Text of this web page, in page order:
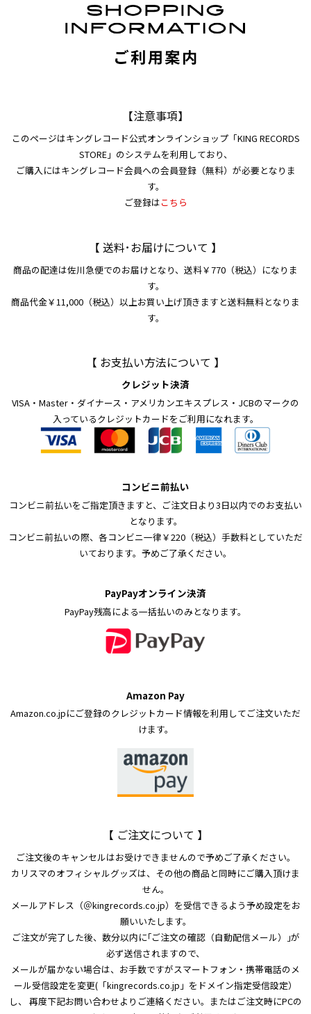
【注意事項】
このページはキングレコード公式オンラインショップ「KING RECORDS
STORE」のシステムを利用しており、
ご購入にはキングレコード会員への会員登録（無料）が必要となりま
す。
ご登録はこちら
【 送料･お届けについて 】
商品の配達は佐川急便でのお届けとなり、送料￥770（税込）になりま
す。
商品代金￥11,000（税込）以上お買い上げ頂きますと送料無料となりま
す。
【 お支払い方法について 】
クレジット決済
VISA・Master・ダイナース・アメリカンエキスプレス・JCBのマークの
入っているクレジットカードをご利用になれます。
コンビニ前払い
コンビニ前払いをご指定頂きますと、ご注文日より3日以内でのお支払い
となります。
コンビニ前払いの際、各コンビニ一律￥220（税込）手数料としていただ
いております。予めご了承ください。
PayPayオンライン決済
PayPay残高による一括払いのみとなります。
Amazon Pay
Amazon.co.jpにご登録のクレジットカード情報を利用してご注文いただ
けます。
【 ご注文について 】
ご注文後のキャンセルはお受けできませんので予めご了承ください。
カリスマのオフィシャルグッズは、その他の商品と同時にご購入頂けま
せん。
メールアドレス（＠kingrecords.co.jp）を受信できるよう予め設定をお
願いいたします。
ご注文が完了した後、数分以内に｢ご注文の確認（自動配信メール）｣が
必ず送信されますので、
メールが届かない場合は、お手数ですがスマートフォン・携帯電話のメ
ール受信設定を変更(「kingrecords.co.jp」をドメイン指定受信設定）
し、 再度下記お問い合わせよりご連絡ください。またはご注文時にPCの